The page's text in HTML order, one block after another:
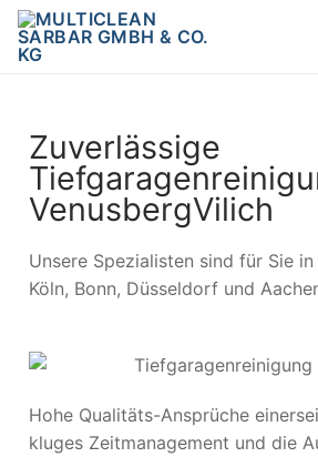
Zuverlässige
VenusbergVilich
Unsere Spezialisten sind für Sie
Köln, Bonn, Düsseldorf und
Hohe Qualitäts-Ansprüche
kluges Zeitmanagement und die